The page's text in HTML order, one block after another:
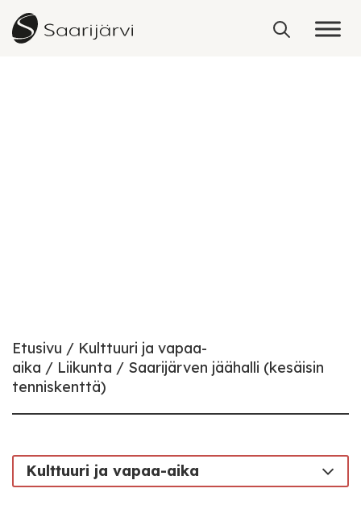
Skip to content
Etusivu
Kulttuuri ja vapaa-
aika
Liikunta
Saarijärven jäähalli (kesäisin
tenniskenttä)
Kulttuuri ja vapaa-aika